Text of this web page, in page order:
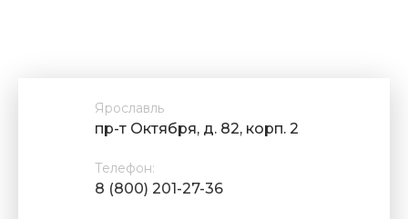
Ярославль
пр-т Октября, д. 82, корп. 2
Телефон:
8 (800) 201-27-36